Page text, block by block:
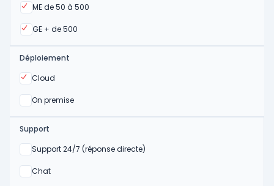
ME de 50 à 500
Oui
GE + de 500
Oui
Déploiement
Cloud
Oui
On premise
Oui
Support
Support 24/7 (réponse directe)
Non
Chat
Non